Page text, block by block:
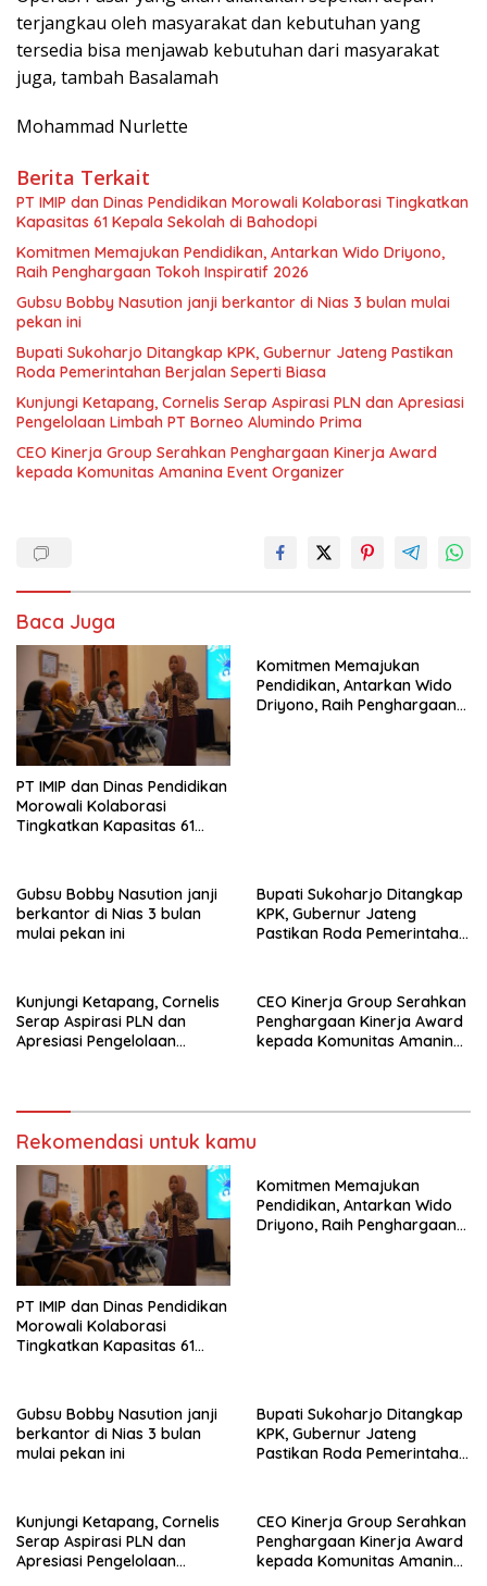
terjangkau oleh masyarakat dan kebutuhan yang
tersedia bisa menjawab kebutuhan dari masyarakat
juga, tambah Basalamah
Mohammad Nurlette
Berita Terkait
PT IMIP dan Dinas Pendidikan Morowali Kolaborasi Tingkatkan
Kapasitas 61 Kepala Sekolah di Bahodopi
Komitmen Memajukan Pendidikan, Antarkan Wido Driyono,
Raih Penghargaan Tokoh Inspiratif 2026
Gubsu Bobby Nasution janji berkantor di Nias 3 bulan mulai
pekan ini
Bupati Sukoharjo Ditangkap KPK, Gubernur Jateng Pastikan
Roda Pemerintahan Berjalan Seperti Biasa
Kunjungi Ketapang, Cornelis Serap Aspirasi PLN dan Apresiasi
Pengelolaan Limbah PT Borneo Alumindo Prima
CEO Kinerja Group Serahkan Penghargaan Kinerja Award
kepada Komunitas Amanina Event Organizer
Baca Juga
PT IMIP dan Dinas Pendidikan
Morowali Kolaborasi
Tingkatkan Kapasitas 61
Komitmen Memajukan
Pendidikan, Antarkan Wido
Driyono, Raih Penghargaan
Gubsu Bobby Nasution janji
berkantor di Nias 3 bulan
mulai pekan ini
Bupati Sukoharjo Ditangkap
KPK, Gubernur Jateng
Pastikan Roda Pemerintahan
Kunjungi Ketapang, Cornelis
Serap Aspirasi PLN dan
Apresiasi Pengelolaan
CEO Kinerja Group Serahkan
Penghargaan Kinerja Award
kepada Komunitas Amanina
Rekomendasi untuk kamu
PT IMIP dan Dinas Pendidikan
Morowali Kolaborasi
Tingkatkan Kapasitas 61
Komitmen Memajukan
Pendidikan, Antarkan Wido
Driyono, Raih Penghargaan
Gubsu Bobby Nasution janji
berkantor di Nias 3 bulan
mulai pekan ini
Bupati Sukoharjo Ditangkap
KPK, Gubernur Jateng
Pastikan Roda Pemerintahan
Kunjungi Ketapang, Cornelis
Serap Aspirasi PLN dan
Apresiasi Pengelolaan
CEO Kinerja Group Serahkan
Penghargaan Kinerja Award
kepada Komunitas Amanina